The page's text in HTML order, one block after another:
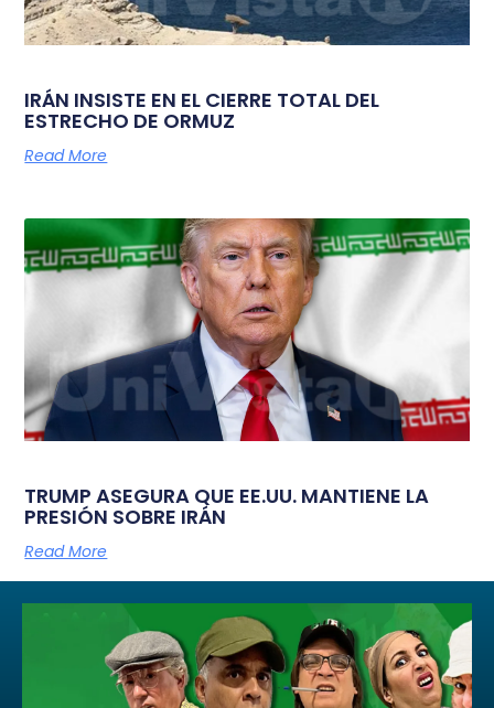
IRÁN INSISTE EN EL CIERRE TOTAL DEL
ESTRECHO DE ORMUZ
Read More
TRUMP ASEGURA QUE EE.UU. MANTIENE LA
PRESIÓN SOBRE IRÁN
Read More